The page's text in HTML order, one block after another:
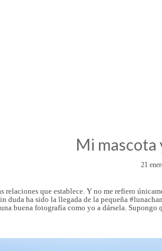
Mi mascota
21
relaciones que establece. Y no me refiero
duda ha sido la llegada de la pequeña
buena fotografía como yo a dársela.